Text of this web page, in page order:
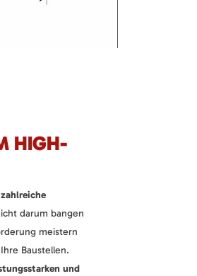
HIGH-
darum bangen
meistern
Baustellen.
und